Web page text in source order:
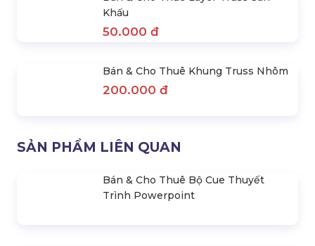
Khấu
50.000 đ
Bán & Cho Thuê Khung Truss Nhôm
200.000 đ
SẢN PHẨM LIÊN QUAN
Bán & Cho Thuê Bộ Cue Thuyết
Trình Powerpoint